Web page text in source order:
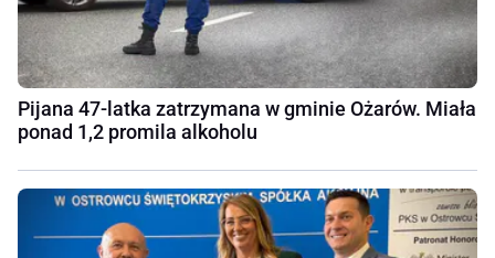
Pijana 47-latka zatrzymana w gminie Ożarów. Miała
ponad 1,2 promila alkoholu